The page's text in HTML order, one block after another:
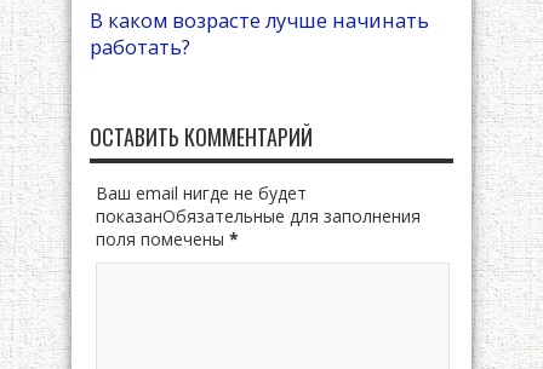
В каком возрасте лучше начинать
работать?
ОСТАВИТЬ КОММЕНТАРИЙ
Ваш email нигде не будет
показанОбязательные для заполнения
поля помечены *